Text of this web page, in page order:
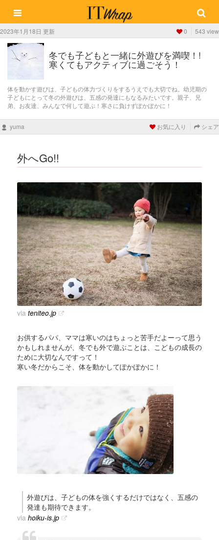
2023年1月18日 更新 0 543 view
冬でも子どもと一緒に外遊びを満喫！!
寒くてもアクティブに過ごそう！
体を動かす遊びは、子どもの体力づくりをするうえでも大切でね。幼児期の
子どもにとって冬の外遊びは、五感の発達にもなるみたいです。親子、兄
弟、お友達、みんなで何して遊ぶ！寒さに負けずぽかぽかに！
yuma お気に入り シェア
外へGo!!
via teniteo.jp
お供するパパ、ママは寒いのはちょっと苦手だよーって思う
かもしれませんが、冬でも外で遊ぶことは、こどもの成長の
ために大切なんですって！
寒い冬だからこそ、体を動かしてぽかぽかに！
外遊びは、子どもの体を強くするだけではなく、五感の
発達も期待できます。
via hoiku-is.jp